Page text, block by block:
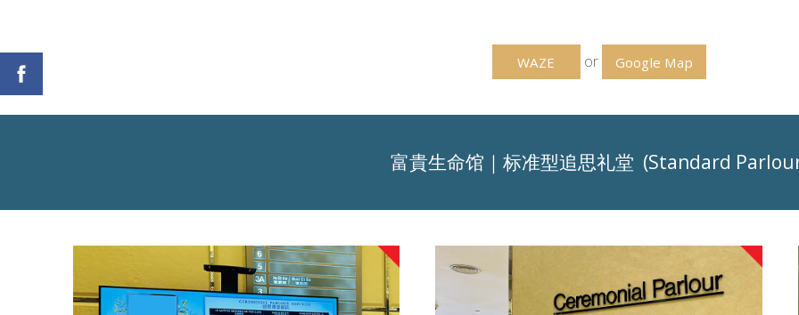
WAZE or Google Map
富貴生命馆｜标准型追思礼堂 (Standard